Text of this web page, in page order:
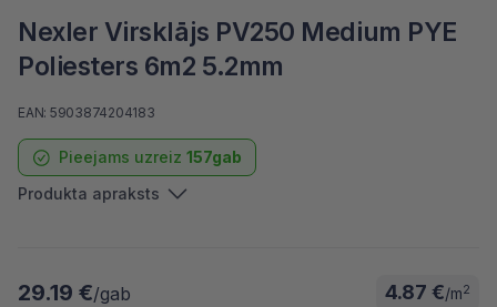
Nexler Virsklājs PV250 Medium PYE
Poliesters 6m2 5.2mm
Pieejams uzreiz 157gab
EAN: 5903874204183
Produkta apraksts
29.19 €/gab 4.87 €/m2